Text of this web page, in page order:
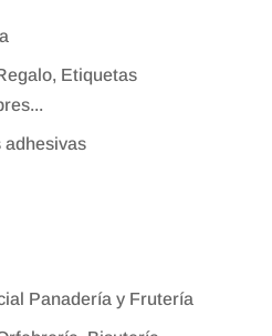
Etiquetas
adhesivas
Panadería y Frutería